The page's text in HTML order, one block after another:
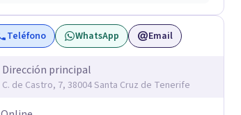
Teléfono WhatsApp Email
Dirección principal
C. de Castro, 7, 38004 Santa Cruz de Tenerife